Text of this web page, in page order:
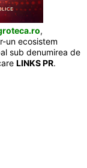
,
un ecosistem
sub denumirea de
LINKS PR.